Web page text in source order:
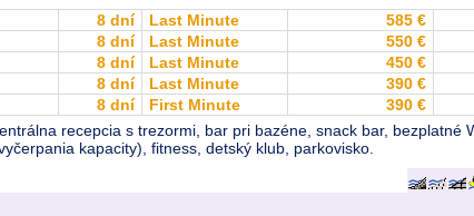
8 dní Last Minute 585 €
8 dní Last Minute 550 €
8 dní Last Minute 450 €
8 dní Last Minute 390 €
8 dní First Minute 390 €
recepcia s trezormi, bar pri bazéne, snack bar,
kapacity), fitness, detský klub, parkovisko.